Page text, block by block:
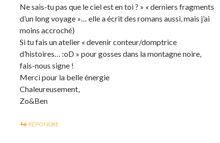
Ne sais-tu pas que le ciel est en toi ? » « derniers fragments
d’un long voyage »… elle a écrit des romans aussi, mais j’ai
moins accroché)
Si tu fais un atelier « devenir conteur/domptrice
d’histoires… :oD » pour gosses dans la montagne noire,
fais-nous signe !
Merci pour la belle énergie
Chaleureusement,
Zo&Ben
RÉPONDRE